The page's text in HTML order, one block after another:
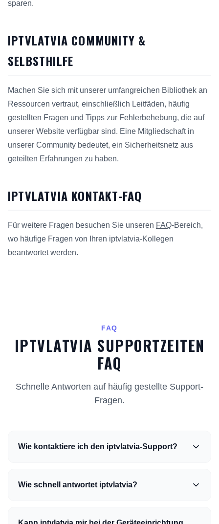
sparen.
IPTVLATVIA COMMUNITY &
SELBSTHILFE
Machen Sie sich mit unserer umfangreichen Bibliothek an
Ressourcen vertraut, einschließlich Leitfäden, häufig
gestellten Fragen und Tipps zur Fehlerbehebung, die auf
unserer Website verfügbar sind. Eine Mitgliedschaft in
unserer Community bedeutet, ein Sicherheitsnetz aus
geteilten Erfahrungen zu haben.
IPTVLATVIA KONTAKT-FAQ
Für weitere Fragen besuchen Sie unseren FAQ-Bereich,
wo häufige Fragen von Ihren iptvlatvia-Kollegen
beantwortet werden.
FAQ
IPTVLATVIA SUPPORTZEITEN
FAQ
Schnelle Antworten auf häufig gestellte Support-
Fragen.
Wie kontaktiere ich den iptvlatvia-Support?
Wie schnell antwortet iptvlatvia?